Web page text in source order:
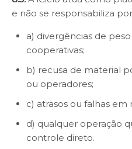
e não se responsabiliza
a) divergências de
cooperativas;
b) recusa de material
ou operadores;
c) atrasos ou falhas em
d) qualquer operação
controle direto.